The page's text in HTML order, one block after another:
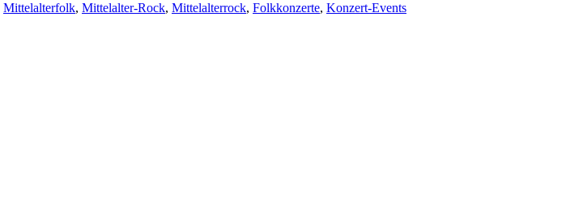
Mittelalterfolk, Mittelalter-Rock, Mittelalterrock, Folkkonzerte, Konzert-Events